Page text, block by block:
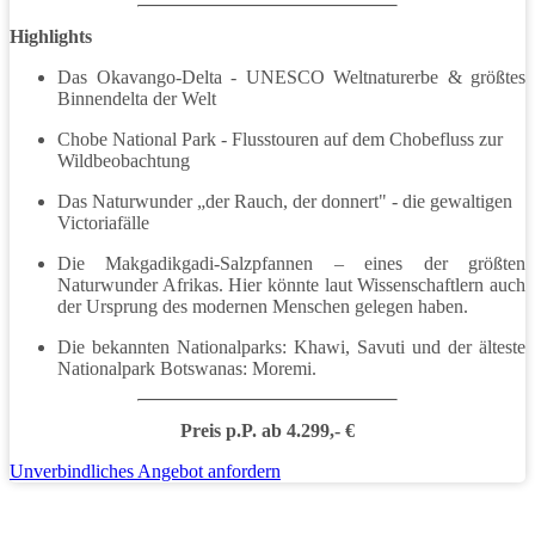
Highlights
Das Okavango-Delta - UNESCO Weltnaturerbe & größtes
Binnendelta der Welt
Chobe National Park - Flusstouren auf dem Chobefluss zur
Wildbeobachtung
Das Naturwunder „der Rauch, der donnert" - die gewaltigen
Victoriafälle
Die Makgadikgadi-Salzpfannen – eines der größten
Naturwunder Afrikas. Hier könnte laut Wissenschaftlern auch
der Ursprung des modernen Menschen gelegen haben.
Die bekannten Nationalparks: Khawi, Savuti und der älteste
Nationalpark Botswanas: Moremi.
Preis p.P. ab 4.299,- €
Unverbindliches Angebot anfordern